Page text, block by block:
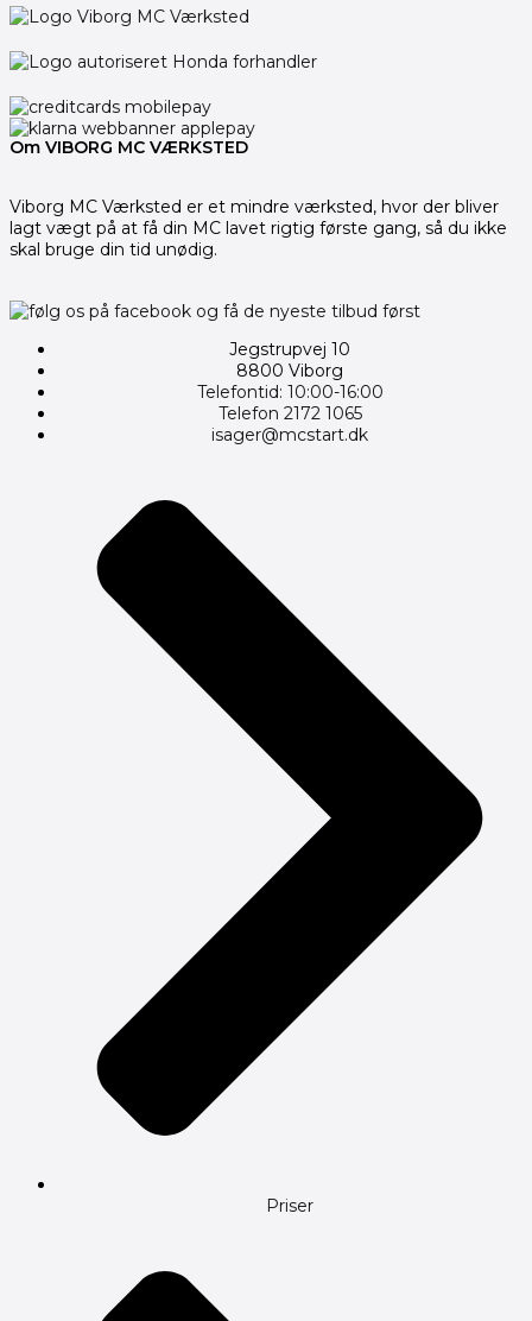
Om VIBORG MC VÆRKSTED
Viborg MC Værksted er et mindre værksted, hvor der bliver
lagt vægt på at få din MC lavet rigtig første gang, så du ikke
skal bruge din tid unødig.
Jegstrupvej 10
8800 Viborg
Telefontid: 10:00-16:00
Telefon 2172 1065
isager@mcstart.dk
Priser